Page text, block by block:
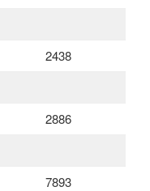
2438
2886
7893